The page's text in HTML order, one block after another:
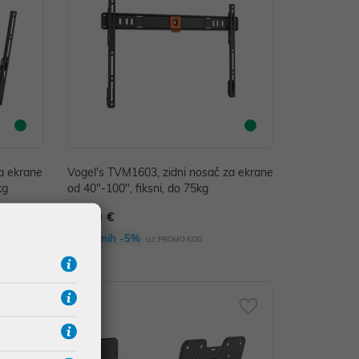
ekrane
Vogel's TVM1603, zidni nosač za ekrane
od 40"-100", fiksni, do 75kg
59,99 €
Dodatnih -5% uz PROMO KOD